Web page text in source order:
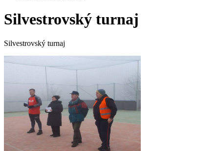
Silvestrovský turnaj
Silvestrovský turnaj